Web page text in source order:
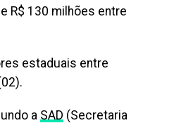
R$ 130 milhões entre
estaduais entre
a SAD (Secretaria